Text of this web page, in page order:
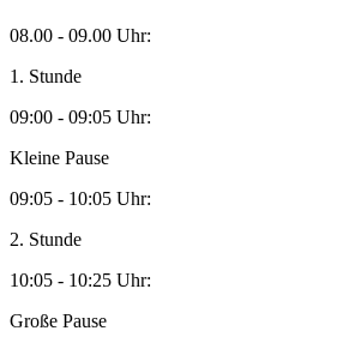
08.00 - 09.00 Uhr:
1. Stunde
09:00 - 09:05 Uhr:
Kleine Pause
09:05 - 10:05 Uhr:
2. Stunde
10:05 - 10:25 Uhr:
Große Pause